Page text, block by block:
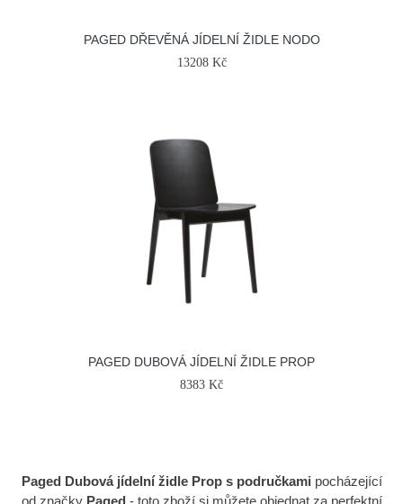
PAGED DŘEVĚNÁ JÍDELNÍ ŽIDLE NODO
13208 Kč
PAGED DUBOVÁ JÍDELNÍ ŽIDLE PROP
8383 Kč
Paged Dubová jídelní židle Prop s područkami pocházející
od značkyPaged - toto zboží si můžete objednat za perfektní